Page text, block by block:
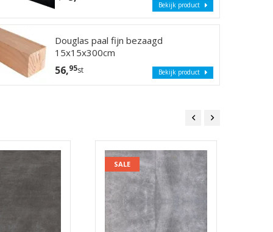
BEKIJK HIER DE ACTIES Bekijk product
Douglas paal fijn bezaagd
15x15x300cm
56,95st Bekijk product
SALE